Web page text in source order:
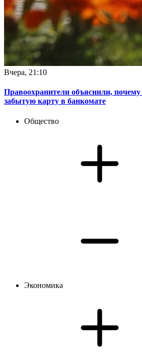
Вчера, 21:10
Правоохранители объяснили, почему
забытую карту в банкомате
Общество
Экономика